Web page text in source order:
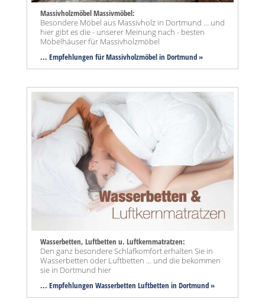
Massivholzmöbel Massivmöbel:
Besondere Möbel aus Massivholz in Dortmund ... und
hier gibt es die - unserer Meinung nach - besten
Möbelhäuser für Massivholzmöbel
... Empfehlungen für Massivholzmöbel in Dortmund »
Wasserbetten, Luftbetten u. Luftkernmatratzen:
Den ganz besondere Schlafkomfort erhalten Sie in
Wasserbetten oder Luftbetten ... und die bekommen
sie in Dortmund hier
... Empfehlungen Wasserbetten Luftbetten in Dortmund »